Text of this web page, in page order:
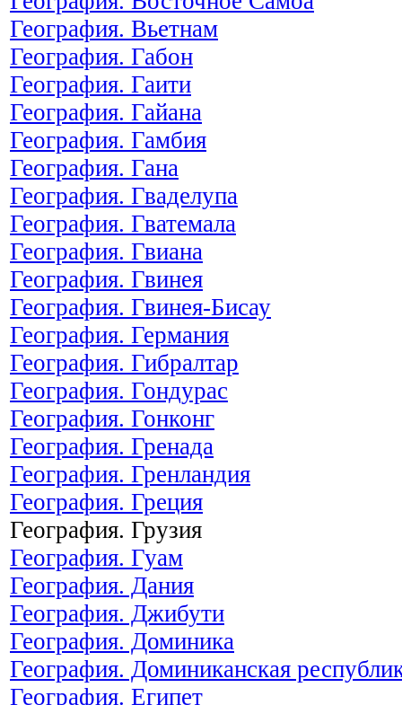
География. Вьетнам
География. Габон
География. Гаити
География. Гайана
География. Гамбия
География. Гана
География. Гваделупа
География. Гватемала
География. Гвиана
География. Гвинея
География. Гвинея-Бисау
География. Германия
География. Гибралтар
География. Гондурас
География. Гонконг
География. Гренада
География. Гренландия
География. Греция
География. Грузия
География. Гуам
География. Дания
География. Джибути
География. Доминика
География. Доминиканская
География. Египет